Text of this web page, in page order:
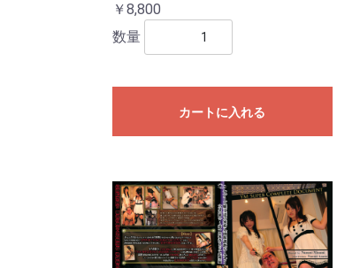
￥8,800
数量
カートに入れる